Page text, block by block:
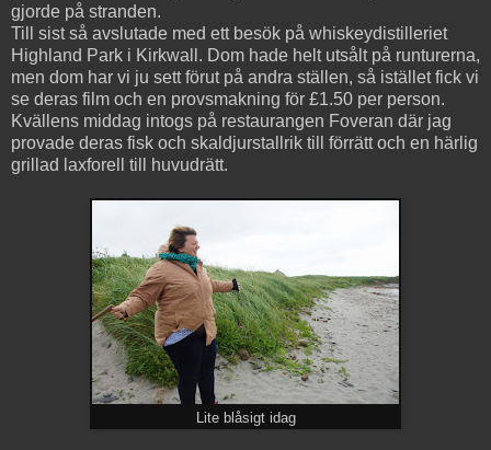
gjorde på stranden.
Till sist så avslutade med ett besök på whiskeydistilleriet
Highland Park i Kirkwall. Dom hade helt utsålt på runturerna,
men dom har vi ju sett förut på andra ställen, så istället fick vi
se deras film och en provsmakning för £1.50 per person.
Kvällens middag intogs på restaurangen Foveran där jag
provade deras fisk och skaldjurstallrik till förrätt och en härlig
grillad laxforell till huvudrätt.
Lite blåsigt idag